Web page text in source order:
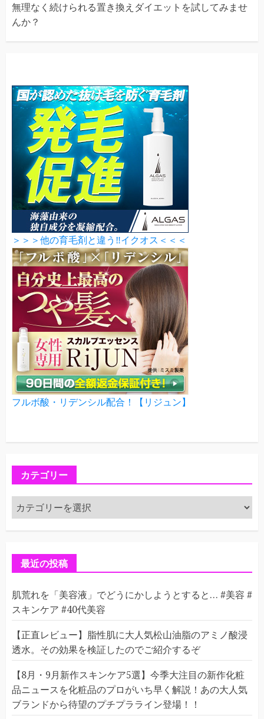
無理なく続けられる置き換えダイエットを試してみませ
んか？
＞＞＞他の育毛剤と違う‼イクオス＜＜＜
フルボ酸・リデンシル配合！【リジュン】
カテゴリー
カ
テ
ゴ
最近の投稿
肌荒れを「美容液」でどうにかしようとすると… #美容 #
スキンケア #40代美容
【正直レビュー】脂性肌に大人気松山油脂のアミノ酸浸
透水。その効果を検証したのでご紹介するぞ
【8月・9月新作スキンケア5選】今季大注目の新作化粧
品ニュースを化粧品のプロがいち早く解説！あの大人気
ブランドから待望のプチプラライン登場！！